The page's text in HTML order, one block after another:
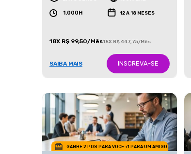
1.000H 12 A 18 MESES
18X R$ 99,50/Mês18X R$ 447,75/Mês
SAIBA MAIS INSCREVA-SE
GANHE 2 POS PARA VOCE +1 PARA UM AMIGO